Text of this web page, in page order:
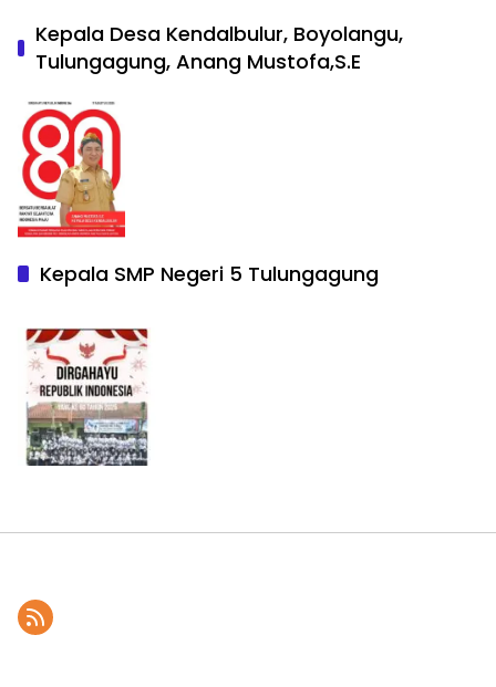
Kepala Desa Kendalbulur, Boyolangu,
Tulungagung, Anang Mustofa,S.E
Kepala SMP Negeri 5 Tulungagung